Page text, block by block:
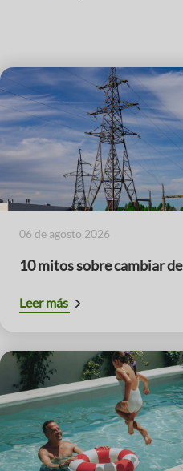
06 de agosto 2026
10 mitos sobre cambiar
Leer más